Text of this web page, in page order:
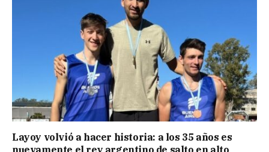
Layoy volvió a hacer historia: a los 35 años es